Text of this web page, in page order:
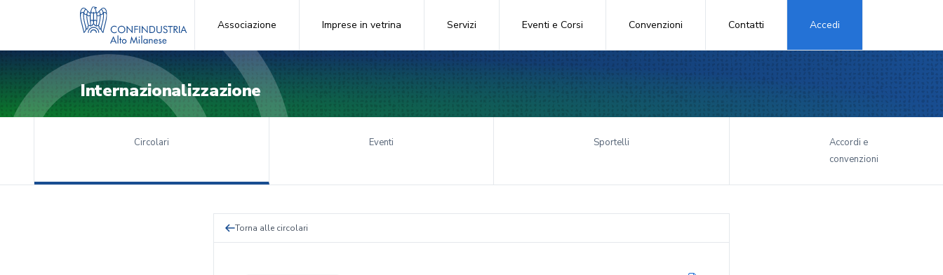
Associazione Imprese in vetrina Servizi Eventi e Corsi Convenzioni Contatti Accedi
Internazionalizzazione
Circolari Eventi Sportelli
Accordi e
convenzioni
Torna alle circolari